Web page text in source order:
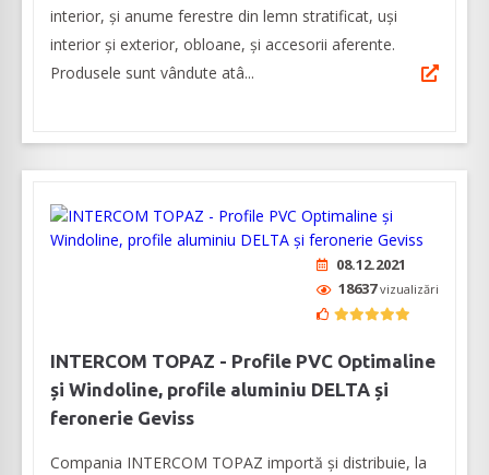
interior, și anume ferestre din lemn stratificat, uși
interior și exterior, obloane, și accesorii aferente.
Produsele sunt vândute atâ...
08.12.2021
18637vizualizări
INTERCOM TOPAZ - Profile PVC Optimaline
și Windoline, profile aluminiu DELTA și
feronerie Geviss
Compania INTERCOM TOPAZ importă și distribuie, la